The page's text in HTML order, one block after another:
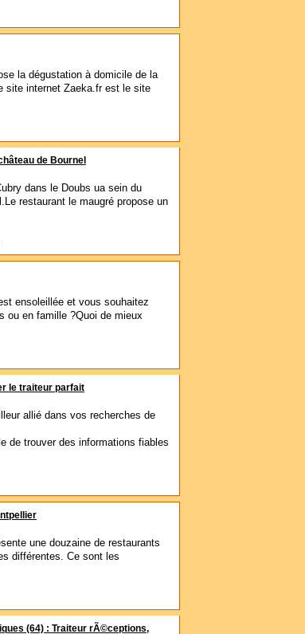
la dégustation à domicile de la
site internet Zaeka.fr est le site
de Bournel
dans le Doubs ua sein du
restaurant le maugré propose un
ensoleillée et vous souhaitez
ou en famille ?Quoi de mieux
le traiteur parfait
allié dans vos recherches de
de trouver des informations fiables
une douzaine de restaurants
différentes. Ce sont les
(64) : Traiteur rÃ©ceptions,